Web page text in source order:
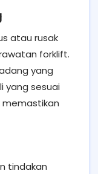
atau rusak
forklift.
yang
yang sesuai
memastikan
tindakan